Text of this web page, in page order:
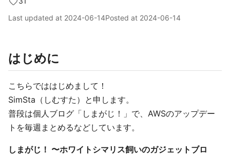
Last updated at 2024-06-14Posted at 2024-06-14
はじめに
こちらでははじめまして！
SimSta（しむすた）と申します。
普段は個人ブログ「しまがじ！」で、AWSのアップデー
トを毎週まとめるなどしています。
しまがじ！ 〜ホワイトシマリス飼いのガジェットブロ